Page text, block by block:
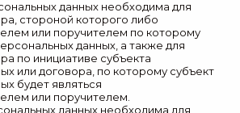
данных необходима для
стороной которого либо
или поручителем по которому
данных, а также для
по инициативе субъекта
или договора, по которому субъект
будет являться
или поручителем.
данных необходима для